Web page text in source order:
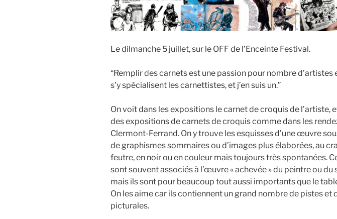
Le dilmanche 5 juillet, sur le OFF de l’Enceinte Festival.
“Remplir des carnets est une passion pour nombre d’artistes
s’y spécialisent les carnettistes, et j’en suis un.”
On voit dans les expositions le carnet de croquis de l’artiste,
des expositions de carnets de croquis comme dans les
Clermont-Ferrand. On y trouve les esquisses d’une œuvre
de graphismes sommaires ou d’images plus élaborées, au
feutre, en noir ou en couleur mais toujours très spontanées.
sont souvent associés à l’œuvre « achevée » du peintre ou du
mais ils sont pour beaucoup tout aussi importants que le
On les aime car ils contiennent un grand nombre de pistes et
picturales.